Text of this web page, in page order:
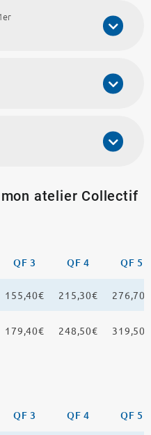
atelier Collectif
QF 3 QF 4 QF 5
155,40€ 215,30€ 276,70€
179,40€ 248,50€ 319,50€
QF 3 QF 4 QF 5